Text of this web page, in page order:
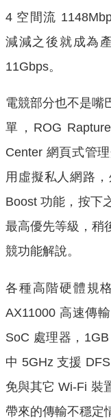
4 空間流
減減之後就成為
11Gbps。
電競部分也不是嘴
單，ROG
Center 網頁式管
用虛擬私人網路
Boost 功能，按下
最高優先等級，稍
競功能解說。
各種高階硬體規
AX11000 高速傳
SoC 處理器，
中 5GHz 支援
免與其它 Wi-Fi 裝
帶來的傳輸不穩定